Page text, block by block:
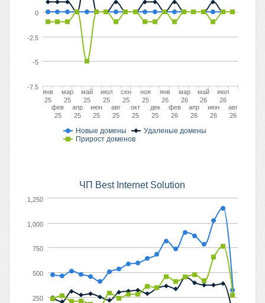
Новые домены
Удаленые домены
Прирост доменов
янв
25
фев
25
мар
25
апр
25
май
25
июн
25
июл
25
авг
25
сен
25
окт
25
ноя
25
дек
25
янв
26
фев
26
мар
26
апр
26
май
26
июн
26
июл
26
авг
26
0
-7.5
-5
-2.5
ЧП Best Internet Solution
250
500
750
1,000
1,250